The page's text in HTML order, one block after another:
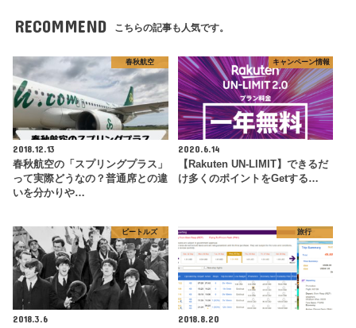
RECOMMEND こちらの記事も人気です。
春秋航空
2018.12.13
春秋航空の「スプリングプラス」
って実際どうなの？普通席との違
いを分かりや…
キャンペーン情報
2020.6.14
【Rakuten UN-LIMIT】できるだ
け多くのポイントをGetする…
ビートルズ
2018.3.6
旅行
2018.8.20